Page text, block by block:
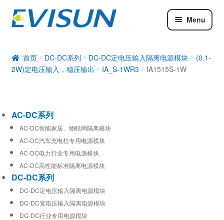
Menu
DC-DC系列
工业通信模块
首页 DC-DC系列 DC-DC定电压输入隔离电源模块
(0.1-
2W)定电压输入，稳压输出
IA_S-1WR3 IA1515S-1W
AC-DC系列
AC-DC智能家居、物联网隔离模块
AC-DC汽车充电柱专用电源模块
AC-DC电力行业专用电源模块
AC-DC高性能标准隔离电源模块
DC-DC系列
DC-DC定电压输入隔离电源模块
DC-DC宽电压输入隔离电源模块
DC-DC行业专用电源模块